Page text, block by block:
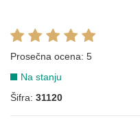
Prosečna ocena: 5
Na stanju
Šifra: 31120